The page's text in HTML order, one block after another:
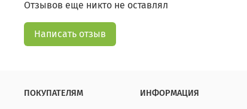
Отзывов еще никто не оставлял
Написать отзыв
ПОКУПАТЕЛЯМ ИНФОРМАЦИЯ